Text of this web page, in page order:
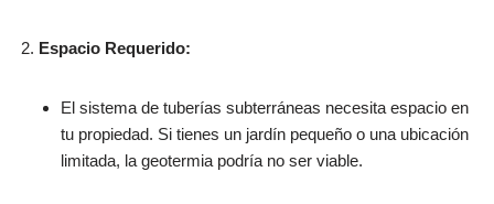
Espacio Requerido:
El sistema de tuberías subterráneas necesita espacio en
tu propiedad. Si tienes un jardín pequeño o una ubicación
limitada, la geotermia podría no ser viable.